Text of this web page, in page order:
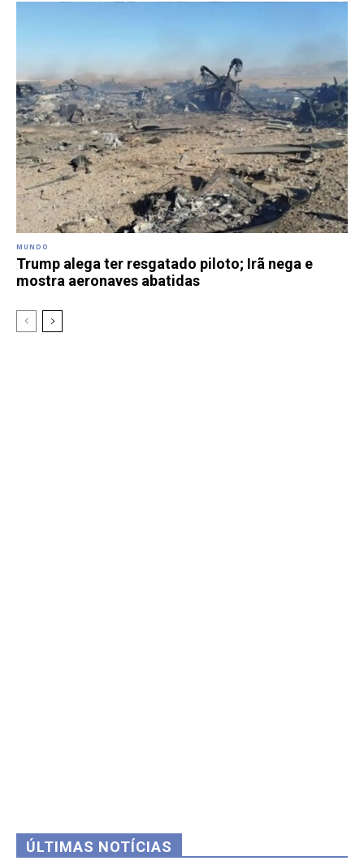
MUNDO
Trump alega ter resgatado piloto; Irã nega e
mostra aeronaves abatidas
ÚLTIMAS NOTÍCIAS